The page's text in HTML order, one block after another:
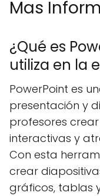
Mas
¿Qué es
utiliza en la
PowerPoint es
presentación y
profesores
interactivas y
Con esta
crear
gráficos, tablas